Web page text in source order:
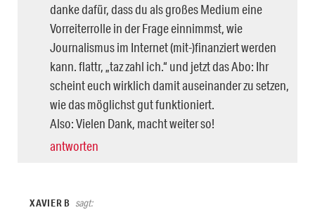
danke dafür, dass du als großes Medium eine
Vorreiterrolle in der Frage einnimmst, wie
Journalismus im Internet (mit-)finanziert werden
kann. flattr, „taz zahl ich.“ und jetzt das Abo: Ihr
scheint euch wirklich damit auseinander zu setzen,
wie das möglichst gut funktioniert.
Also: Vielen Dank, macht weiter so!
antworten
XAVIER B sagt: